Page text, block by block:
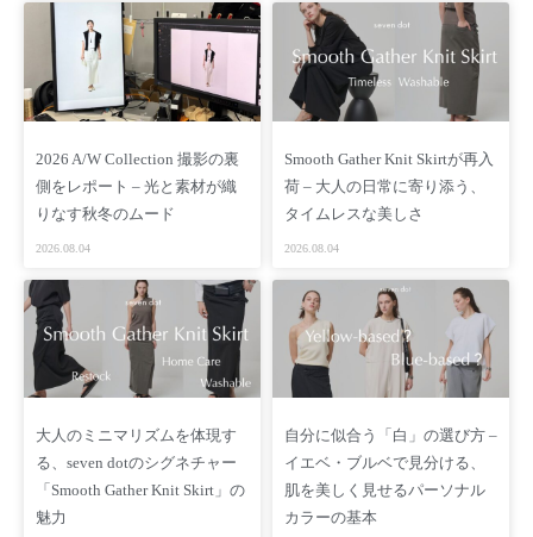
【素材】 アクリル 42% ポリウレタン 20% ナイロン 10%
再生繊維（テンセル）13% 毛 6% シルク 3%
【重さ】 600 g
【生産国】 中国
【採寸情報(cm)】
総丈：60cm 身幅：49.5cm 肩幅：38cm 袖口：9cm
ございます
予めご了承ください
【着用モデル】
身長 167cm サイズ FREE
［ Staff Comments ］
さらっと羽織れて肩がこらないジャケットをニット素材で作り
たいと思って企画しました
2026 A/W Collection 撮影の裏
側をレポート – 光と素材が織
りなす秋冬のムード
2026.08.04
Smooth Gather Knit Skirtが再入
荷 – 大人の日常に寄り添う、
タイムレスな美しさ
2026.08.04
大人のミニマリズムを体現す
る、seven dotのシグネチャー
「Smooth Gather Knit Skirt」の
魅力
自分に似合う「白」の選び方 –
イエベ・ブルベで見分ける、
肌を美しく見せるパーソナル
カラーの基本